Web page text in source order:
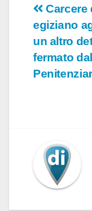
Carcere
egiziano
un altro
fermato